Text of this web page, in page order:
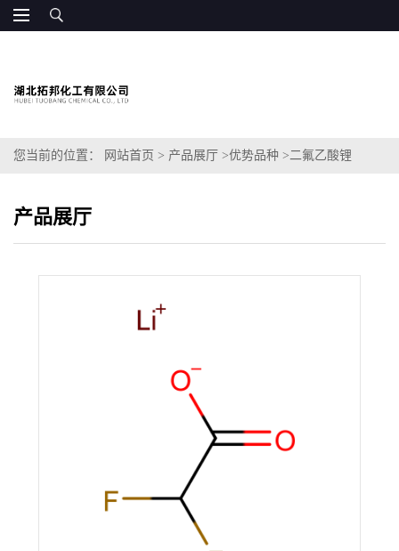
您当前的位置： 网站首页 > 产品展厅 >优势品种 >二氟乙酸锂
产品展厅